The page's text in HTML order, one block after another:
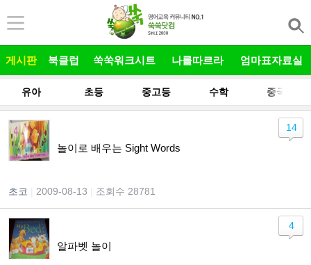
게시판 북클럽 쑥쑥워크시트 나를따르라 엄마표자료실
유아 초등 중고등 수학 중국어
놀이로 배우는 Sight Words
초코 2009-08-13 조회수 28781
14
알파벳 놀이
4